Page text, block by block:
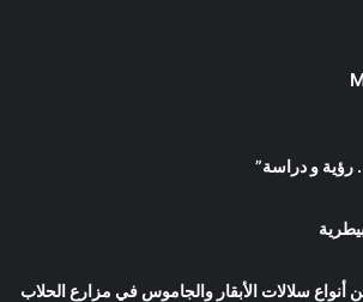
و دراسة”
أنواع سلالات الأبقار والجاموس في مزارع الحلاب